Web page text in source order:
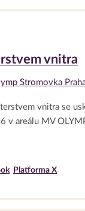
vnitra
Stromovka
vnitra se
v areálu MV
Platforma X